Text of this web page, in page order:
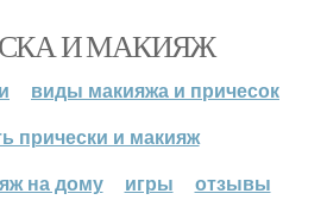
И МАКИЯЖ
виды макияжа и причесок
прически и макияж
на дому
игры отзывы